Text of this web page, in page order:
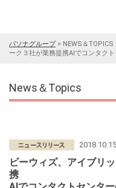
パソナグループ> NEWS＆TOPICS
ーク３社が業務提携AIでコンタク
News＆Topics
2018.10.15
ビーウィズ、アイブリ
携